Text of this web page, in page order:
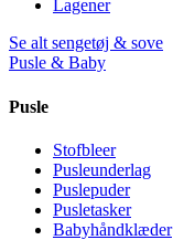
Lagener
Se alt sengetøj & sove
Pusle & Baby
Pusle
Stofbleer
Pusleunderlag
Puslepuder
Pusletasker
Babyhåndklæder